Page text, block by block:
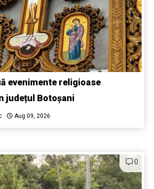
evenimente religioase
județul Botoșani
Aug 09, 2026
0